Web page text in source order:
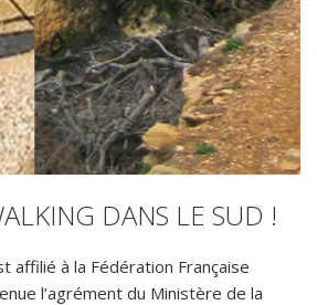
DANS LE SUD !
affilié à la Fédération Française
l’agrément du Ministère de la